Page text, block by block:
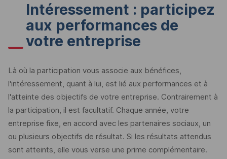
Intéressement : participez
aux performances de
votre entreprise
Là où la participation vous associe aux bénéfices,
l'intéressement, quant à lui, est lié aux performances et à
l'atteinte des objectifs de votre entreprise. Contrairement à
la participation, il est facultatif. Chaque année, votre
entreprise fixe, en accord avec les partenaires sociaux, un
ou plusieurs objectifs de résultat. Si les résultats attendus
sont atteints, elle vous verse une prime complémentaire.